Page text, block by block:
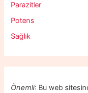
Parazitler
Potens
Sağlık
Önemli: Bu web